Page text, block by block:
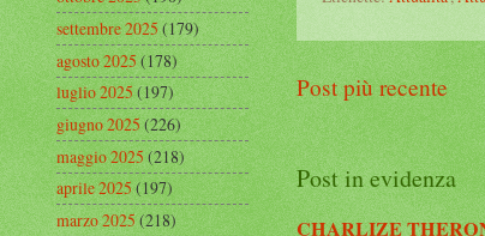
Post più recente
Post in evidenza
CHARLIZE
settembre 2025(179)
agosto 2025(178)
luglio 2025(197)
giugno 2025(226)
maggio 2025(218)
aprile 2025(197)
marzo 2025(218)